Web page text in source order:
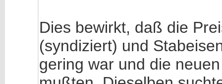
Dies bewirkt, daß die
(syndiziert) und
gering war und die